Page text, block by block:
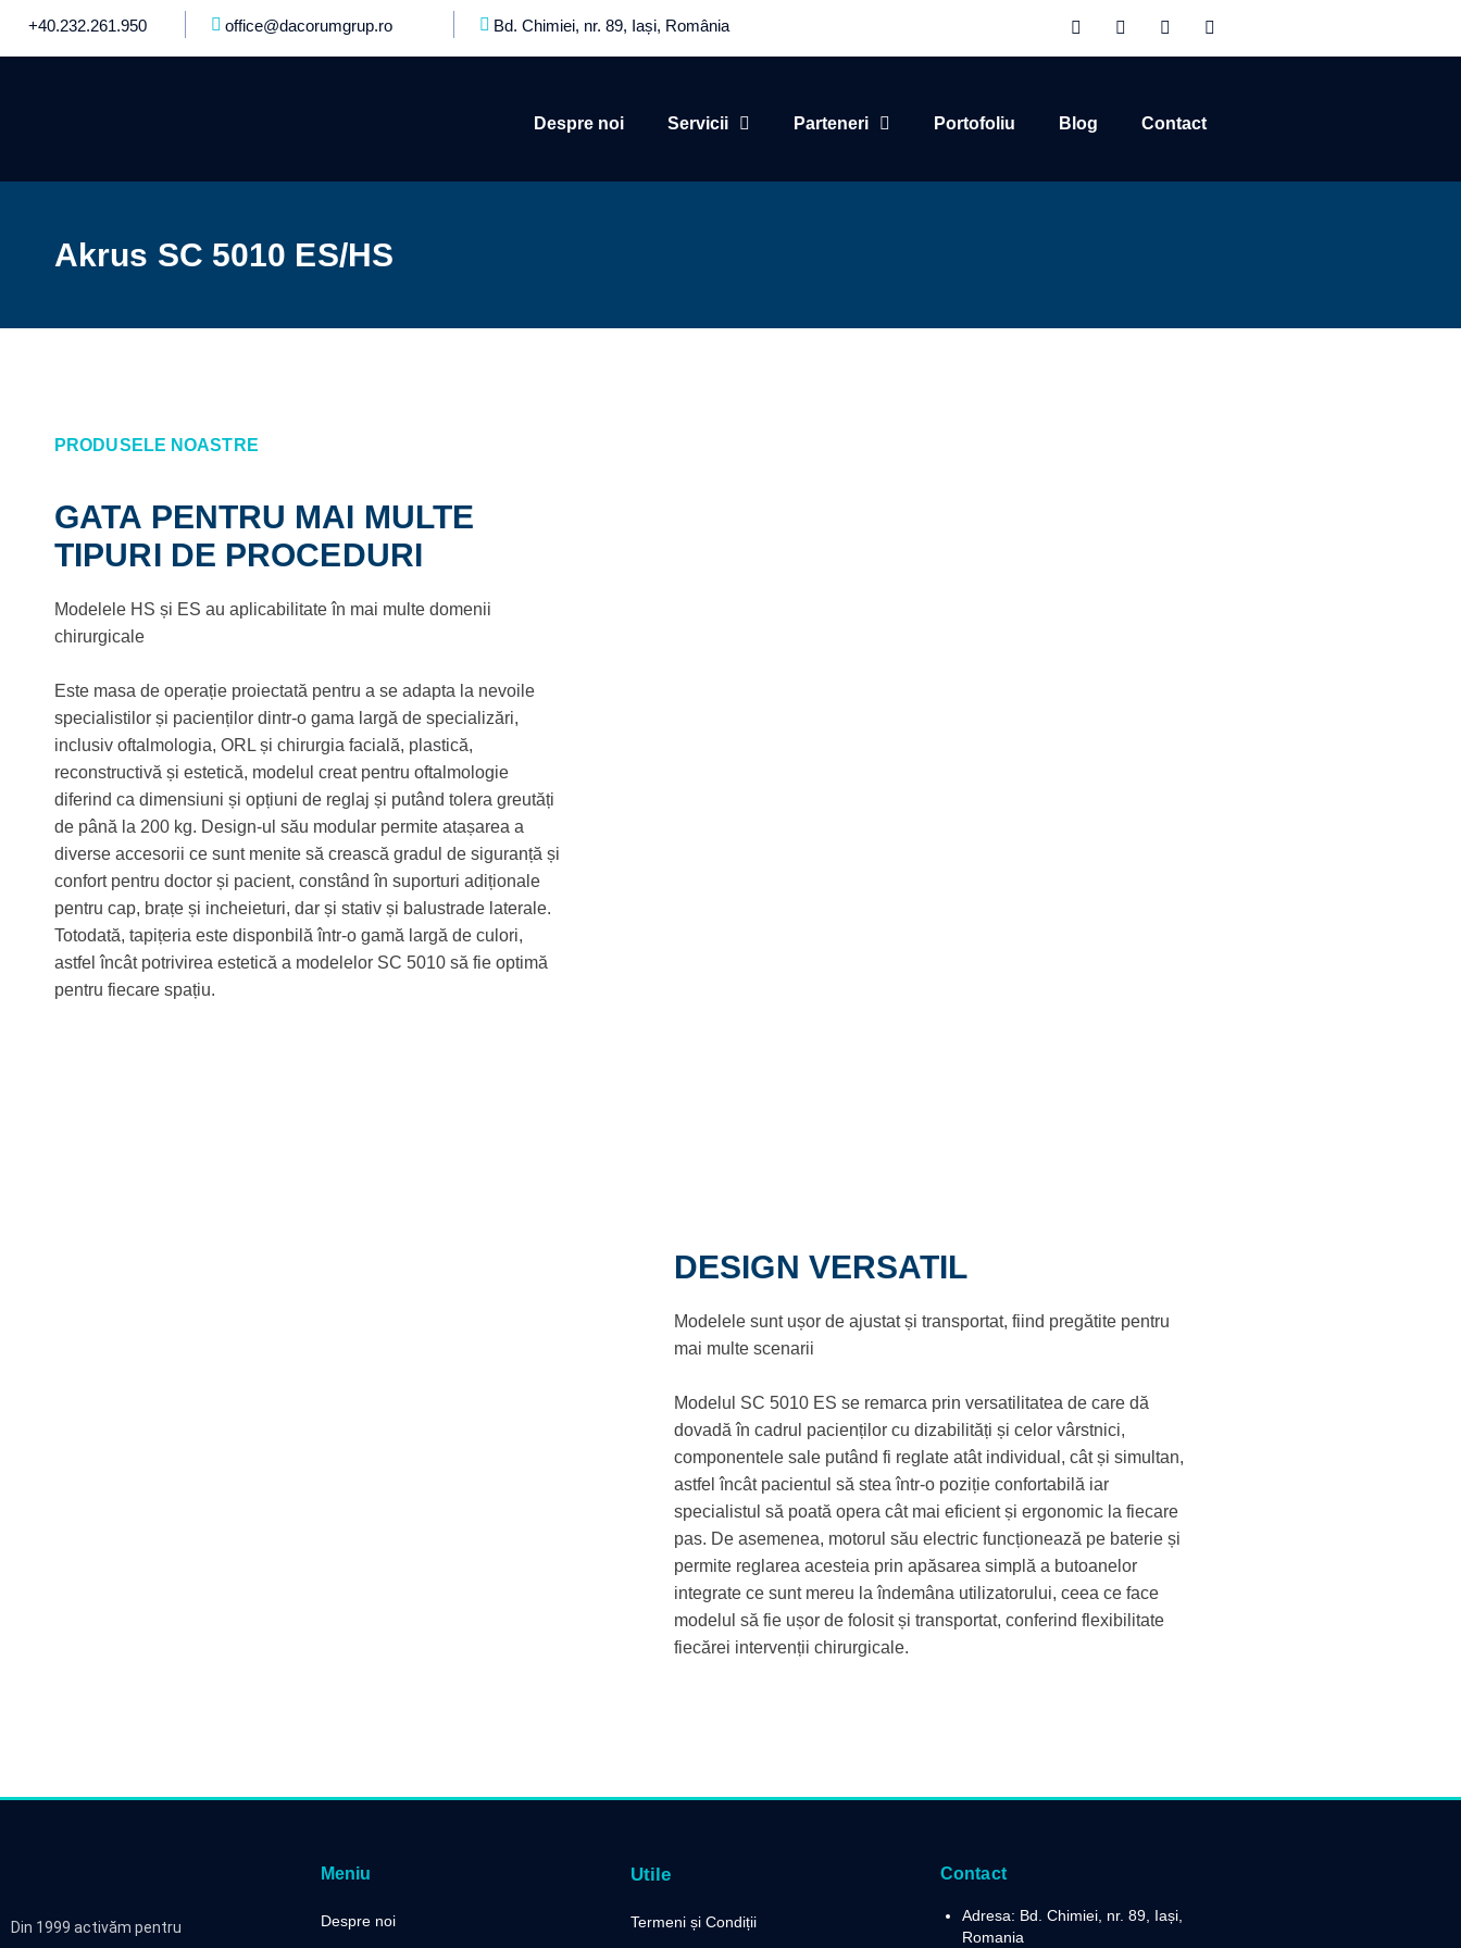
+40.232.261.950 office@dacorumgrup.ro Bd. Chimiei, nr. 89, Iași, România
Despre noi Servicii Parteneri Portofoliu Blog Contact
Akrus SC 5010 ES/HS
PRODUSELE NOASTRE
GATA PENTRU MAI MULTE
TIPURI DE PROCEDURI
Modelele HS și ES au aplicabilitate în mai multe domenii
chirurgicale
Este masa de operație proiectată pentru a se adapta la nevoile
specialistilor și pacienților dintr-o gama largă de specializări,
inclusiv oftalmologia, ORL și chirurgia facială, plastică,
reconstructivă și estetică, modelul creat pentru oftalmologie
diferind ca dimensiuni și opțiuni de reglaj și putând tolera greutăți
de până la 200 kg. Design-ul său modular permite atașarea a
diverse accesorii ce sunt menite să crească gradul de siguranță și
confort pentru doctor și pacient, constând în suporturi adiționale
pentru cap, brațe și incheieturi, dar și stativ și balustrade laterale.
Totodată, tapițeria este disponbilă într-o gamă largă de culori,
astfel încât potrivirea estetică a modelelor SC 5010 să fie optimă
pentru fiecare spațiu.
DESIGN VERSATIL
Modelele sunt ușor de ajustat și transportat, fiind pregătite pentru
mai multe scenarii
Modelul SC 5010 ES se remarca prin versatilitatea de care dă
dovadă în cadrul pacienților cu dizabilități și celor vârstnici,
componentele sale putând fi reglate atât individual, cât și simultan,
astfel încât pacientul să stea într-o poziție confortabilă iar
specialistul să poată opera cât mai eficient și ergonomic la fiecare
pas. De asemenea, motorul său electric funcționează pe baterie și
permite reglarea acesteia prin apăsarea simplă a butoanelor
integrate ce sunt mereu la îndemâna utilizatorului, ceea ce face
modelul să fie ușor de folosit și transportat, conferind flexibilitate
fiecărei intervenții chirurgicale.
Din 1999 activăm pentru
Meniu
Despre noi
Utile
Termeni și Condiții
Contact
Adresa: Bd. Chimiei, nr. 89, Iași,
Romania